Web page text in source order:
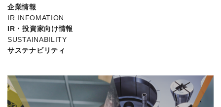
企業情報
IR INFOMATION
IR・投資家向け情報
SUSTAINABILITY
サステナビリティ